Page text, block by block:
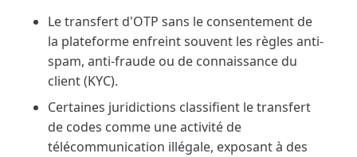
Le transfert d'OTP sans le consentement de
la plateforme enfreint souvent les règles anti-
spam, anti-fraude ou de connaissance du
client (KYC).
Certaines juridictions classifient le transfert
de codes comme une activité de
télécommunication illégale, exposant à des